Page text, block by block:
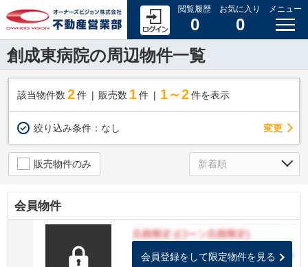
閲覧履歴
0
お気に入り
0
メニュー
創成東病院の周辺物件一覧
該当物件数 2件 販売数 1 件 1～2 件を表示
絞り込み条件： なし 変更
販売物件のみ
会員物件
会員登録をして限定物件を見る